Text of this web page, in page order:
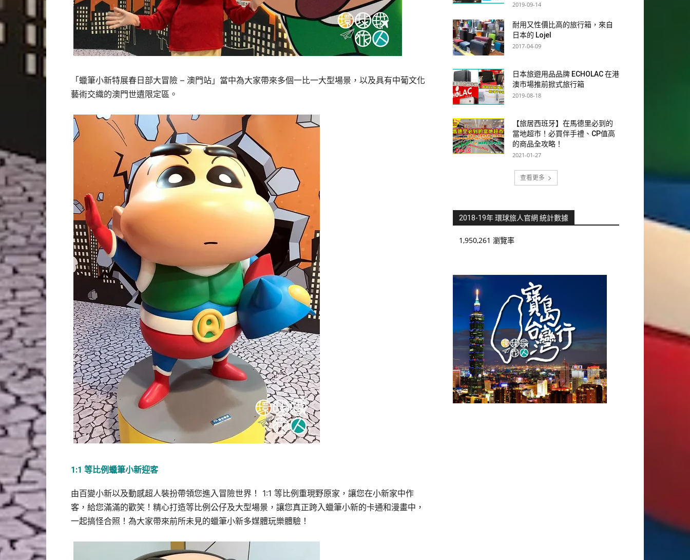
「蠟筆小新特展春日部大冒險 – 澳門站」當中為大家帶來多個一比一大型場景，以及具有中葡文化
藝術交織的澳門世遺限定區。
1:1 等比例蠟筆小新迎客
由百變小新以及動感超人裝扮帶領您進入冒險世界！ 1:1 等比例重現野原家，讓您在小新家中作
客，給您滿滿的歡笑！精心打造等比例公仔及大型場景，讓您真正跨入蠟筆小新的卡通和漫畫中，
一起搞怪合照！為大家帶來前所未見的蠟筆小新多媒體玩樂體驗！
2019-09-14
耐用又性價比高的旅行箱，來自
日本的 Lojel
2017-04-09
日本旅遊用品品牌 ECHOLAC 在港
澳市場推前掀式旅行箱
2019-08-18
【旅居西班牙】在馬德里必到的
當地超市！必買伴手禮、CP值高
的商品全攻略！
2021-01-27
查看更多
2018-19年 環球旅人官網 統計數據
1,950,261 瀏覽率